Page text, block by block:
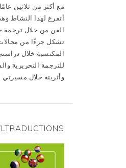
مع أكثر من ثلاثين
أتفرغ لهذا النشاط
الفن من خلال ترجمة
تشكل جزءًا من
المكتسبة خلال
للترجمة التحريرية
وأثريته خلال مسيرتي